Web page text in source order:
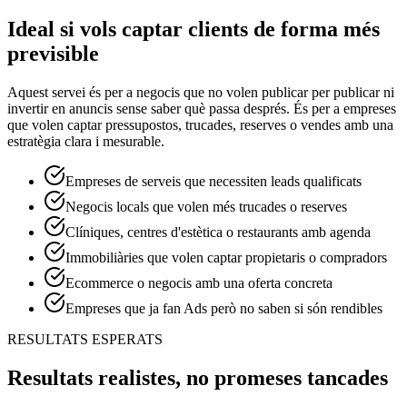
Ideal si vols captar clients de forma més
previsible
Aquest servei és per a negocis que no volen publicar per publicar ni
invertir en anuncis sense saber què passa després. És per a empreses
que volen captar pressupostos, trucades, reserves o vendes amb una
estratègia clara i mesurable.
Empreses de serveis que necessiten leads qualificats
Negocis locals que volen més trucades o reserves
Clíniques, centres d'estètica o restaurants amb agenda
Immobiliàries que volen captar propietaris o compradors
Ecommerce o negocis amb una oferta concreta
Empreses que ja fan Ads però no saben si són rendibles
RESULTATS ESPERATS
Resultats realistes, no promeses tancades